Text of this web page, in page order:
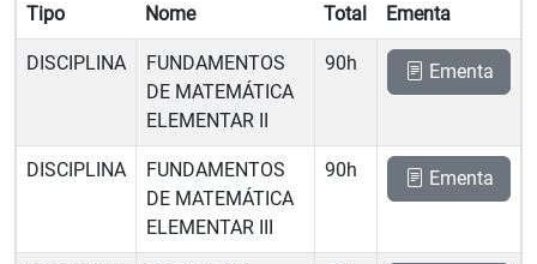
Tipo Nome
Total
Ementa
DISCIPLINA
FUNDAMENTOS
DE MATEMÁTICA
ELEMENTAR II
90h Ementa
DISCIPLINA
FUNDAMENTOS
DE MATEMÁTICA
ELEMENTAR III
90h Ementa